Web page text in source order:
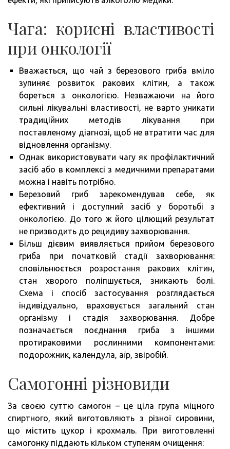
Чага: корисні властивості
при онкології
Вважається, що чай з березового гриба вміло
зупиняє розвиток ракових клітин, а також
бореться з онкологією. Незважаючи на його
сильні лікувальні властивості, не варто уникати
традиційних методів лікування при
поставленому діагнозі, щоб не втратити час для
відновлення організму.
Однак використовувати чагу як профілактичний
засіб або в комплексі з медичними препаратами
можна і навіть потрібно.
Березовий гриб зарекомендував себе, як
ефективний і доступний засіб у боротьбі з
онкологією. До того ж його цілющий результат
не призводить до рецидиву захворювання.
Більш дієвим виявляється прийом березового
гриба при початковій стадії захворювання:
сповільнюється розростання ракових клітин,
стан хворого поліпшується, зникають болі.
Схема і спосіб застосування розглядається
індивідуально, враховується загальний стан
організму і стадія захворювання. Добре
позначається поєднання гриба з іншими
протираковими рослинними компонентами:
подорожник, календула, аїр, звіробій.
Самогонні різновиди
За своєю суттю самогон – це ціла група міцного
спиртного, який виготовляють з різної сировини,
що містить цукор і крохмаль. При виготовленні
самогонку піддають кільком ступеням очищення: